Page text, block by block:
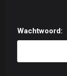
Wachtwoord: